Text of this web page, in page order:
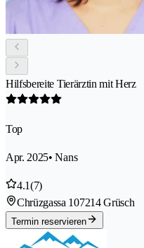
Hilfsbereite Tierärztin mit Herz
Top
Apr. 2025• Nans
4.1(7)
Chrüzgassa 107214 Grüsch
Termin reservieren